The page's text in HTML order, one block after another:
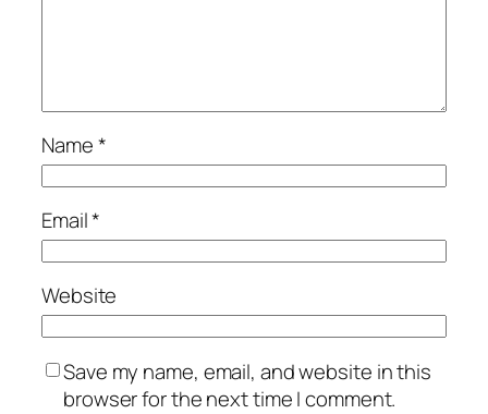
Name*
Email*
Website
Save my name, email, and website in this
browser for the next time I comment.